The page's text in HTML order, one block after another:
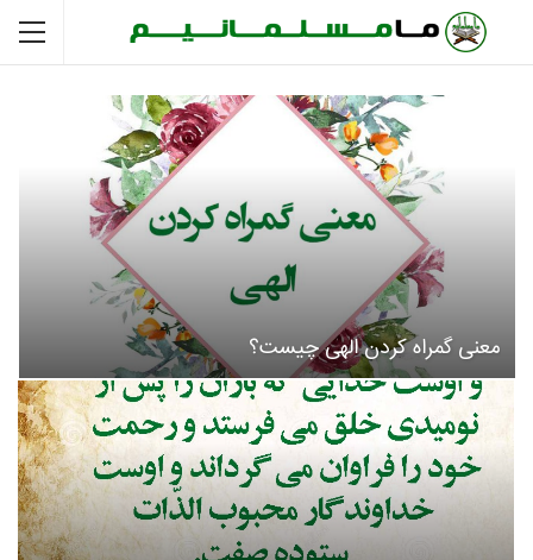
معنی گمراه کردن الهی چیست؟